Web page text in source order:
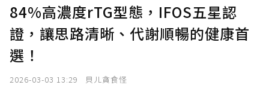
84%高濃度rTG型態，IFOS五星認
證，讓思路清晰、代謝順暢的健康首
選！
2026-03-03 13:29 貝ㄦ貪食怪